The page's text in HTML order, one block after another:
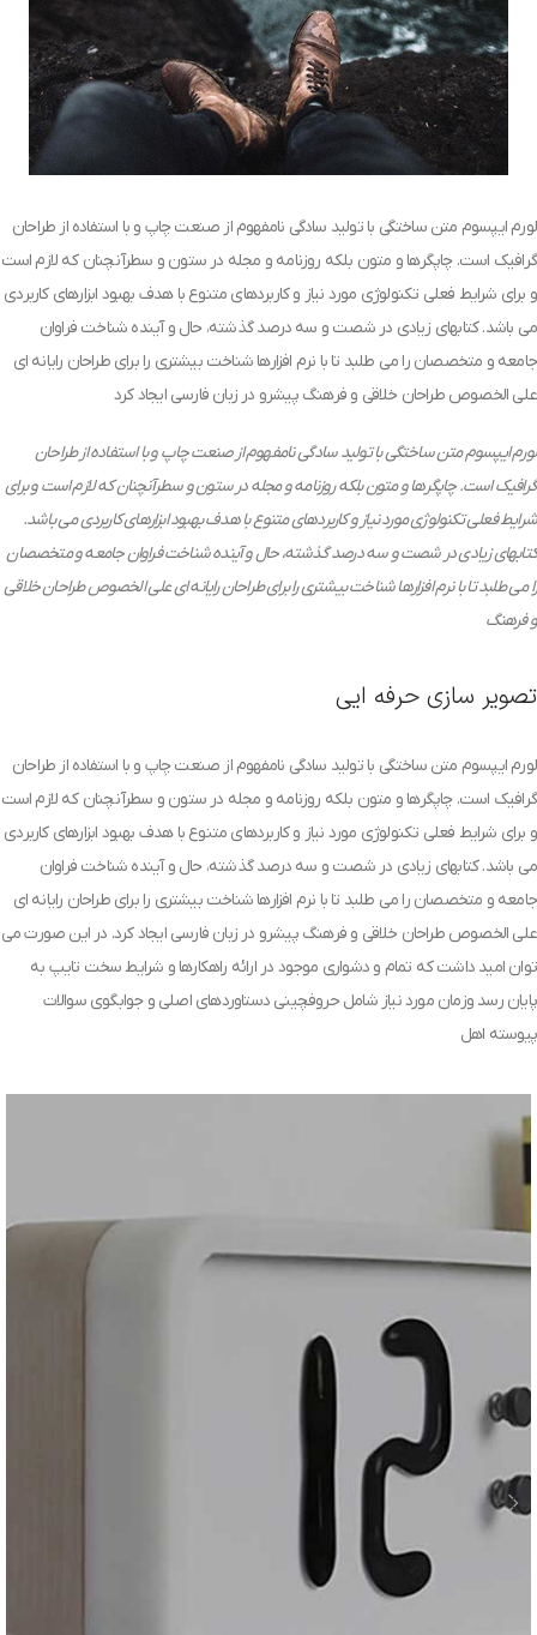
لورم ایپسوم متن ساختگی با تولید سادگی نامفهوم از صنعت چاپ و با استفاده از طراحان
گرافیک است. چاپگرها و متون بلکه روزنامه و مجله در ستون و سطرآنچنان که لازم است
و برای شرایط فعلی تکنولوژی مورد نیاز و کاربردهای متنوع با هدف بهبود ابزارهای کاربردی
می باشد. کتابهای زیادی در شصت و سه درصد گذشته، حال و آینده شناخت فراوان
جامعه و متخصصان را می طلبد تا با نرم افزارها شناخت بیشتری را برای طراحان رایانه ای
علی الخصوص طراحان خلاقی و فرهنگ پیشرو در زبان فارسی ایجاد کرد
لورم ایپسوم متن ساختگی با تولید سادگی نامفهوم از صنعت چاپ و با استفاده از طراحان
گرافیک است. چاپگرها و متون بلکه روزنامه و مجله در ستون و سطرآنچنان که لازم است و برای
شرایط فعلی تکنولوژی مورد نیاز و کاربردهای متنوع با هدف بهبود ابزارهای کاربردی می باشد.
کتابهای زیادی در شصت و سه درصد گذشته، حال و آینده شناخت فراوان جامعه و متخصصان
را می طلبد تا با نرم افزارها شناخت بیشتری را برای طراحان رایانه ای علی الخصوص طراحان خلاقی
و فرهنگ
تصویر سازی حرفه ایی
لورم ایپسوم متن ساختگی با تولید سادگی نامفهوم از صنعت چاپ و با استفاده از طراحان
گرافیک است. چاپگرها و متون بلکه روزنامه و مجله در ستون و سطرآنچنان که لازم است
و برای شرایط فعلی تکنولوژی مورد نیاز و کاربردهای متنوع با هدف بهبود ابزارهای کاربردی
می باشد. کتابهای زیادی در شصت و سه درصد گذشته، حال و آینده شناخت فراوان
جامعه و متخصصان را می طلبد تا با نرم افزارها شناخت بیشتری را برای طراحان رایانه ای
علی الخصوص طراحان خلاقی و فرهنگ پیشرو در زبان فارسی ایجاد کرد. در این صورت می
توان امید داشت که تمام و دشواری موجود در ارائه راهکارها و شرایط سخت تایپ به
پایان رسد وزمان مورد نیاز شامل حروفچینی دستاوردهای اصلی و جوابگوی سوالات
پیوسته اهل